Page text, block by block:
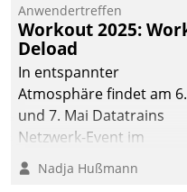
Anwendertreffen
Workout 2025:
Deload
In entspannter
Atmosphäre findet am 6.
und 7. Mai Datatrains
Netzwerk-Event im
Kunden- und Partnerkreis
statt. Zentrale Frage: Wie
Nadja Hußmann